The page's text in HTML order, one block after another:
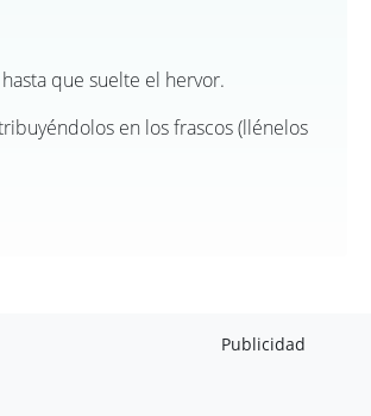
que suelte el hervor.
en los frascos (llénelos
Publicidad